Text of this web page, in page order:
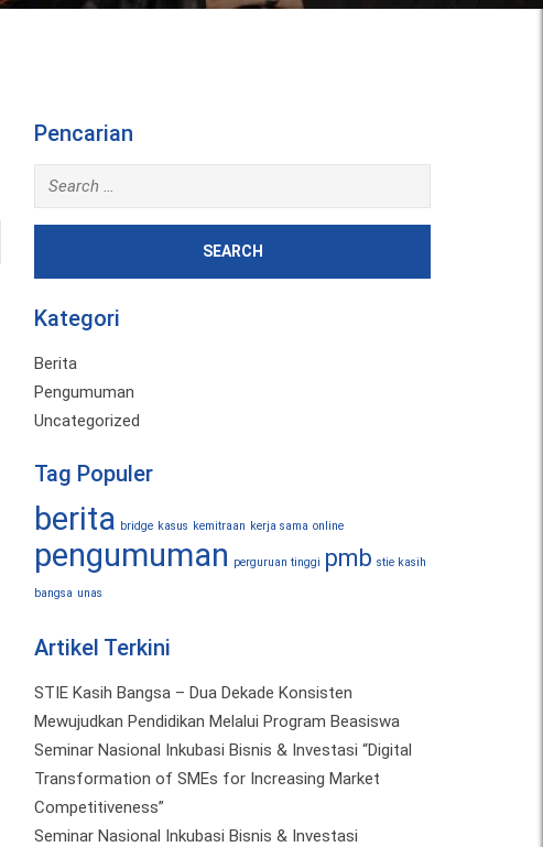
Pencarian
Kategori
Berita
Pengumuman
Uncategorized
Tag Populer
berita bridge kasus kemitraan kerja sama online
pengumuman perguruan tinggi pmb stie kasih
bangsa unas
Artikel Terkini
STIE Kasih Bangsa – Dua Dekade Konsisten
Mewujudkan Pendidikan Melalui Program Beasiswa
Seminar Nasional Inkubasi Bisnis & Investasi “Digital
Transformation of SMEs for Increasing Market
Competitiveness”
Seminar Nasional Inkubasi Bisnis & Investasi